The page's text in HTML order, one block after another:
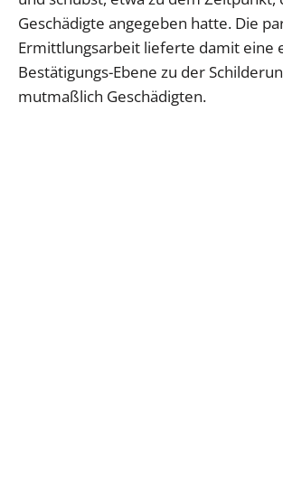
Geschädigte angegeben hatte. Die
Ermittlungsarbeit lieferte damit eine
Bestätigungs-Ebene zu der
mutmaßlich Geschädigten.